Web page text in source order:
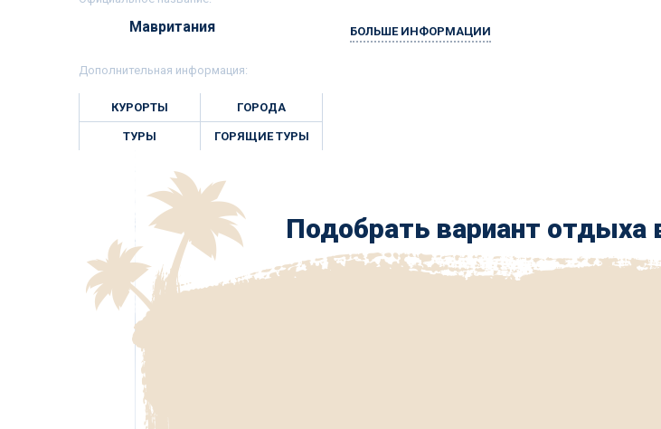
Мавритания
Дополнительная информация:
КУРОРТЫ ГОРОДА
ТУРЫ ГОРЯЩИЕ ТУРЫ
БОЛЬШЕ ИНФОРМАЦИИ
Подобрать вариант отдыха